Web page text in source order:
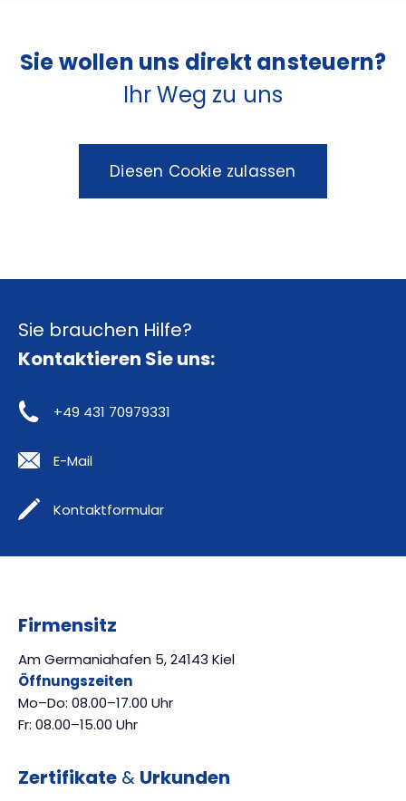
Sie wollen uns direkt ansteuern?
Ihr Weg zu uns
Diesen Cookie zulassen
Sie brauchen Hilfe?
Kontaktieren Sie uns:
+49 431 70979331
E-Mail
Kontaktformular
Firmensitz
Am Germaniahafen 5, 24143 Kiel
Öffnungszeiten
Mo–Do: 08.00–17.00 Uhr
Fr: 08.00–15.00 Uhr
Zertifikate & Urkunden